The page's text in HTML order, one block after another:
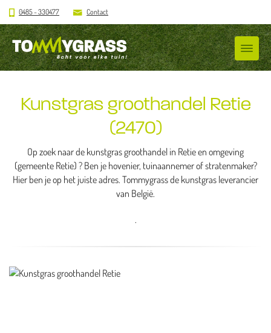
0485 - 330477 Contact
Kunstgras groothandel Retie
(2470)
Op zoek naar de kunstgras groothandel in Retie en omgeving
(gemeente Retie) ? Ben je hovenier, tuinaannemer of stratenmaker?
Hier ben je op het juiste adres. Tommygrass de kunstgras leverancier
van België.
.